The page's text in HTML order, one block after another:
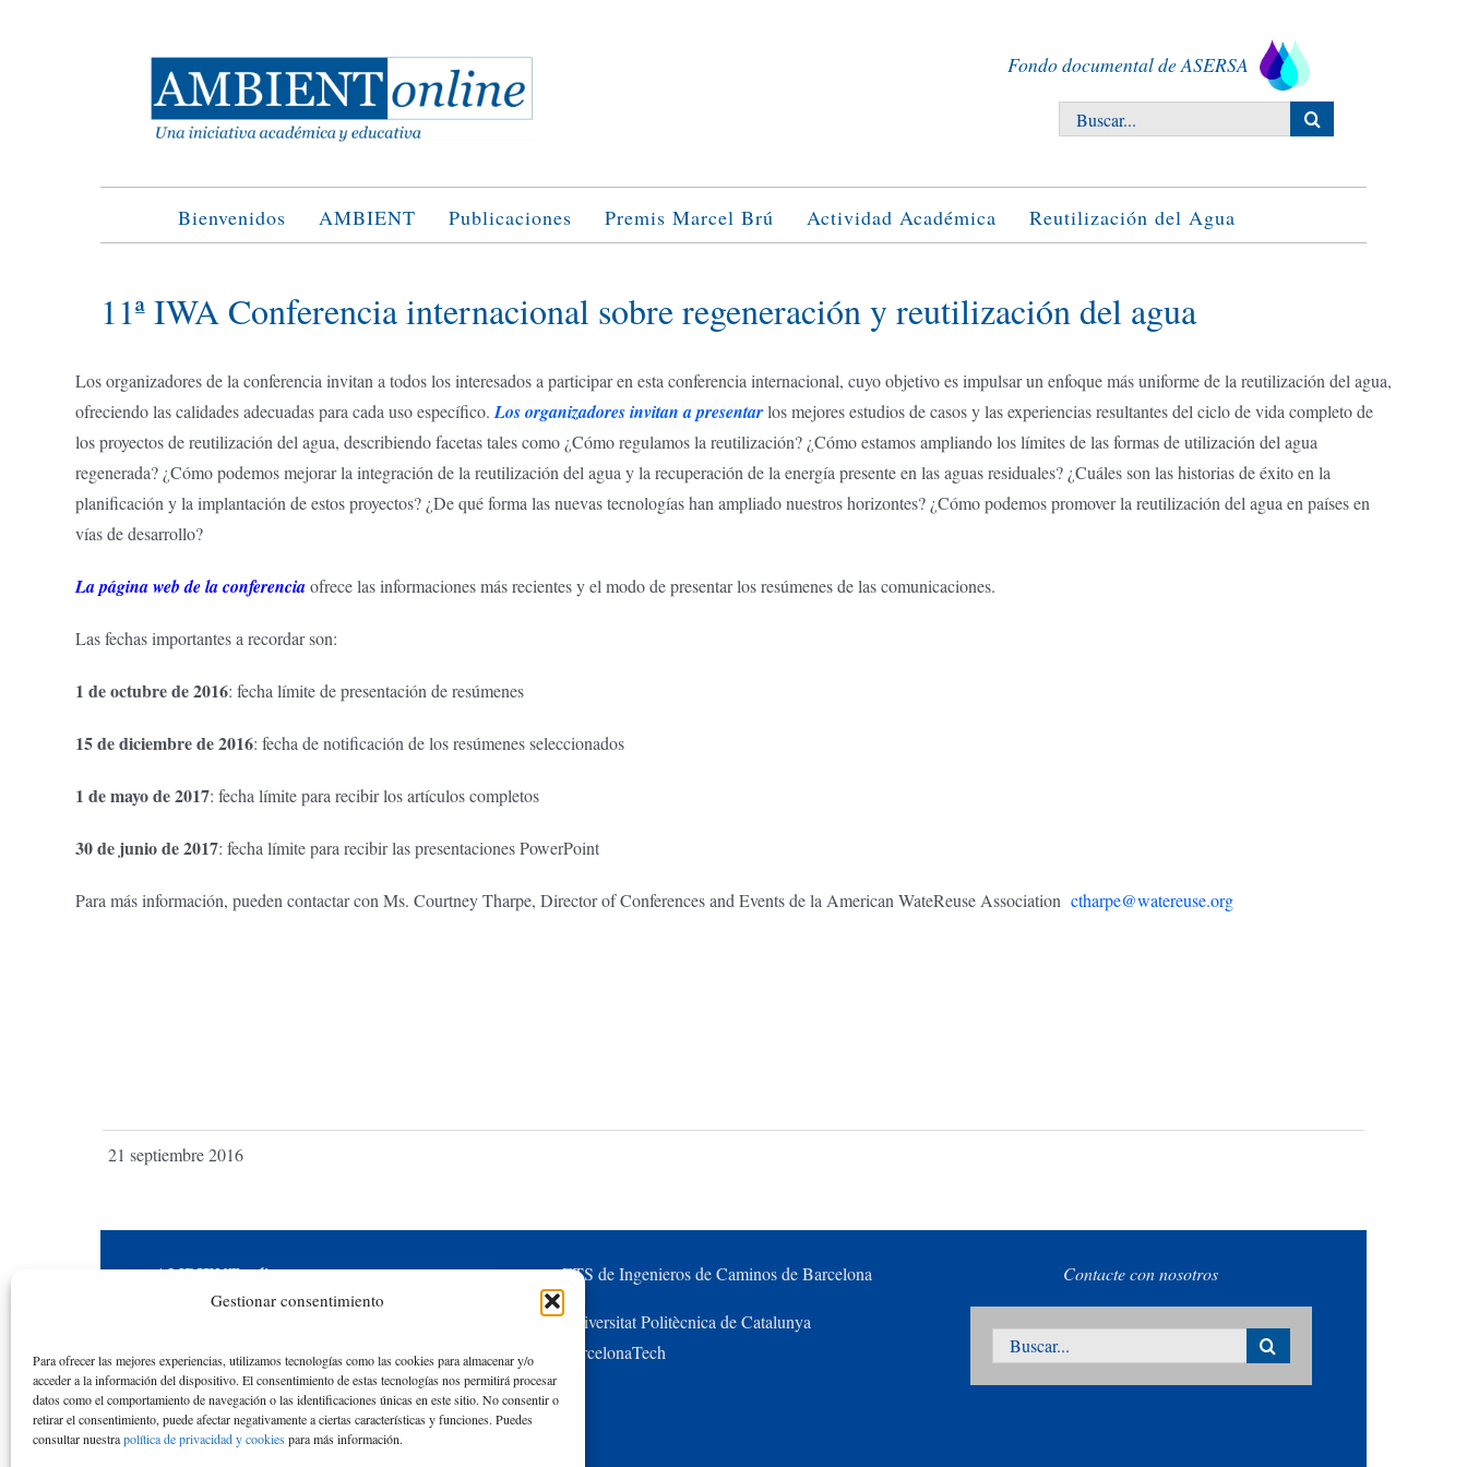
Gestionar consentimiento
Para ofrecer las mejores experiencias, utilizamos tecnologías como las cookies para almacenar y/o
acceder a la información del dispositivo. El consentimiento de estas tecnologías nos permitirá procesar
datos como el comportamiento de navegación o las identificaciones únicas en este sitio. No consentir o
retirar el consentimiento, puede afectar negativamente a ciertas características y funciones. Puedes
consultar nuestrapolítica de privacidad y cookiespara más información.
Fondo documental de ASERSA
Buscar:
Bienvenidos AMBIENT Publicaciones Premis Marcel Brú Actividad Académica Reutilización del Agua
11ª IWA Conferencia internacional sobre regeneración y reutilización del agua
Los organizadores de la conferencia invitan a todos los interesados a participar en esta conferencia internacional, cuyo objetivo es impulsar un enfoque más uniforme de la reutilización del agua,
ofreciendo las calidades adecuadas para cada uso específico. Los organizadores invitan a presentarlos mejores estudios de casos y las experiencias resultantes del ciclo de vida completo de
los proyectos de reutilización del agua, describiendo facetas tales como ¿Cómo regulamos la reutilización? ¿Cómo estamos ampliando los límites de las formas de utilización del agua
regenerada? ¿Cómo podemos mejorar la integración de la reutilización del agua y la recuperación de la energía presente en las aguas residuales? ¿Cuáles son las historias de éxito en la
planificación y la implantación de estos proyectos? ¿De qué forma las nuevas tecnologías han ampliado nuestros horizontes? ¿Cómo podemos promover la reutilización del agua en países en
vías de desarrollo?
La página web de la conferenciaofrece las informaciones más recientes y el modo de presentar los resúmenes de las comunicaciones.
Las fechas importantes a recordar son:
1 de octubre de 2016: fecha límite de presentación de resúmenes
15 de diciembre de 2016: fecha de notificación de los resúmenes seleccionados
1 de mayo de 2017: fecha límite para recibir los artículos completos
30 de junio de 2017: fecha límite para recibir las presentaciones PowerPoint
Para más información, pueden contactar con Ms. Courtney Tharpe, Director of Conferences and Events de la American WateReuse Association ctharpe@watereuse.org
21 septiembre 2016
AMBIENTonline
reconocimiento a la actividad académica de los
alumnos y las alumnas de la ETS de Ingenieros
de Caminos de la Universidad Politécnica de
Catalunya desde el curso académico 1976-77
ETS de Ingenieros de Caminos de Barcelona
Universitat Politècnica de Catalunya
BarcelonaTech
Contacte con nosotros
Buscar: